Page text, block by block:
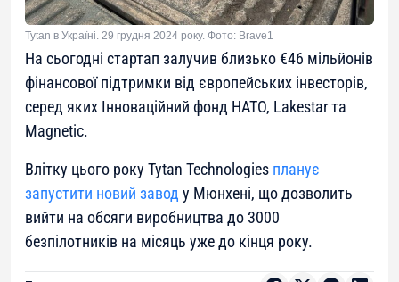
Tytan в Україні. 29 грудня 2024 року. Фото: Brave1
На сьогодні стартап залучив близько €46 мільйонів
фінансової підтримки від європейських інвесторів,
серед яких Інноваційний фонд НАТО, Lakestar та
Magnetic.
Влітку цього року Tytan Technologies планує
запустити новий завод у Мюнхені, що дозволить
вийти на обсяги виробництва до 3000
безпілотників на місяць уже до кінця року.